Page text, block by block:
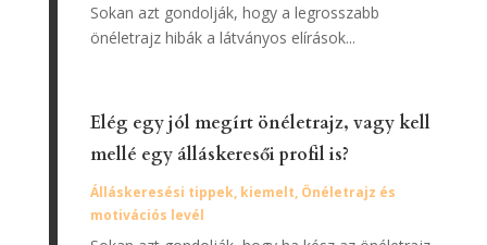
Sokan azt gondolják, hogy a legrosszabb
önéletrajz hibák a látványos elírások...
Elég egy jól megírt önéletrajz, vagy kell
mellé egy álláskeresői profil is?
Álláskeresési tippek, kiemelt, Önéletrajz és
motivációs levél